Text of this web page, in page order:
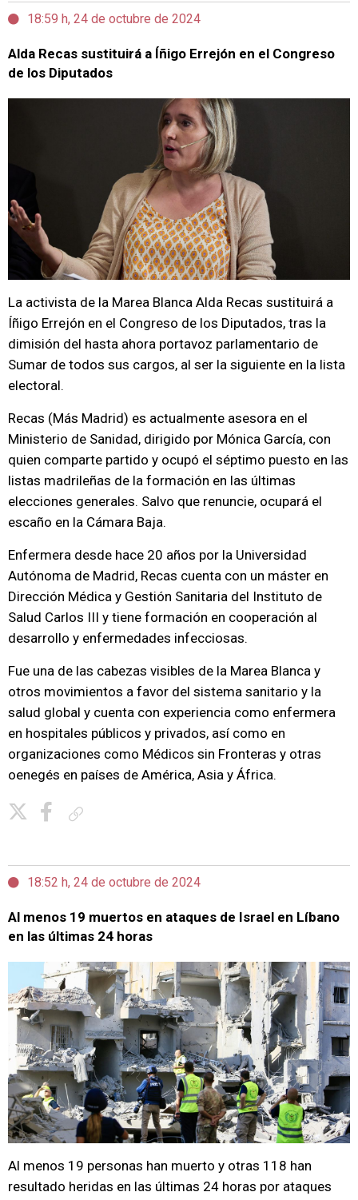
18:59 h, 24 de octubre de 2024
Alda Recas sustituirá a Íñigo Errejón en el Congreso
de los Diputados
La activista de la Marea Blanca Alda Recas sustituirá a
Íñigo Errejón en el Congreso de los Diputados, tras la
dimisión del hasta ahora portavoz parlamentario de
Sumar de todos sus cargos, al ser la siguiente en la lista
electoral.
Recas (Más Madrid) es actualmente asesora en el
Ministerio de Sanidad, dirigido por Mónica García, con
quien comparte partido y ocupó el séptimo puesto en las
listas madrileñas de la formación en las últimas
elecciones generales. Salvo que renuncie, ocupará el
escaño en la Cámara Baja.
Enfermera desde hace 20 años por la Universidad
Autónoma de Madrid, Recas cuenta con un máster en
Dirección Médica y Gestión Sanitaria del Instituto de
Salud Carlos III y tiene formación en cooperación al
desarrollo y enfermedades infecciosas.
Fue una de las cabezas visibles de la Marea Blanca y
otros movimientos a favor del sistema sanitario y la
salud global y cuenta con experiencia como enfermera
en hospitales públicos y privados, así como en
organizaciones como Médicos sin Fronteras y otras
oenegés en países de América, Asia y África.
18:52 h, 24 de octubre de 2024
Al menos 19 muertos en ataques de Israel en Líbano
en las últimas 24 horas
Al menos 19 personas han muerto y otras 118 han
resultado heridas en las últimas 24 horas por ataques